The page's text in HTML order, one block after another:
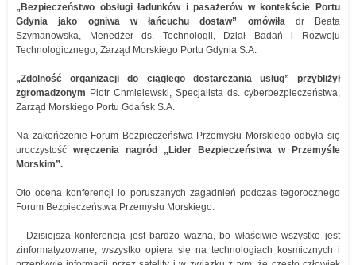
„Bezpieczeństwo obsługi ładunków i pasażerów w kontekście Portu
Gdynia jako ogniwa w łańcuchu dostaw” omówiła dr Beata
Szymanowska, Menedżer ds. Technologii, Dział Badań i Rozwoju
Technologicznego, Zarząd Morskiego Portu Gdynia S.A.
„Zdolność organizacji do ciągłego dostarczania usług” przybliżył
zgromadzonym Piotr Chmielewski, Specjalista ds. cyberbezpieczeństwa,
Zarząd Morskiego Portu Gdańsk S.A.
Na zakończenie Forum Bezpieczeństwa Przemysłu Morskiego odbyła się
uroczystość wręczenia nagród „Lider Bezpieczeństwa w Przemyśle
Morskim”.
Oto ocena konferencji io poruszanych zagadnień podczas tegorocznego
Forum Bezpieczeństwa Przemysłu Morskiego:
– Dzisiejsza konferencja jest bardzo ważna, bo właściwie wszystko jest
zinformatyzowane, wszystko opiera się na technologiach kosmicznych i